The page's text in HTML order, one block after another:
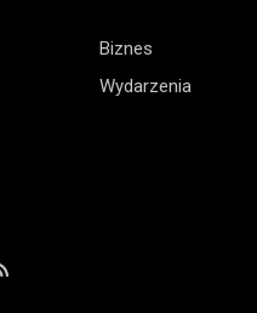
Biznes
Wydarzenia